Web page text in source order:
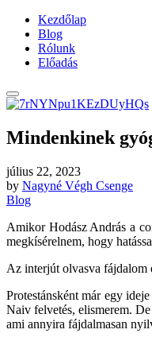
Kezdőlap
Blog
Rólunk
Előadás
Mindenkinek
július 22, 2023
by Nagyné Végh Csenge
Blog
Amikor Hodász András a
megkísérelnem, hogy
Az interjút olvasva fájdalom
Protestánsként már egy
Naiv felvetés, elismerem.
ami annyira fájdalmasan